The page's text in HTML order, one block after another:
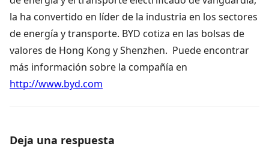
la ha convertido en líder de la industria en los sectores
de energía y transporte. BYD cotiza en las bolsas de
valores de Hong Kong y Shenzhen. Puede encontrar
más información sobre la compañía en
http://www.byd.com
Deja una respuesta